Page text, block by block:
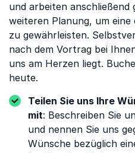
und arbeiten anschließend
weiteren Planung, um
zu gewährleisten.
nach dem Vortrag bei
uns am Herzen liegt.
heute.
Teilen Sie uns Ihre
mit: Beschreiben Sie
und nennen Sie uns
Wünsche bezüglich